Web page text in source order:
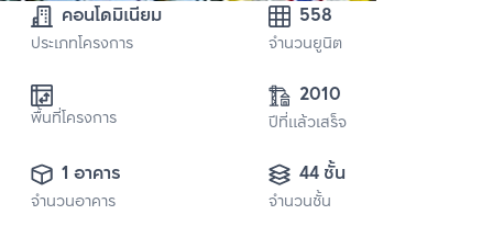
คอนโดมิเนียม
ประเภทโครงการ
558
จำนวนยูนิต
พื้นที่โครงการ
2010
ปีที่แล้วเสร็จ
1 อาคาร
จำนวนอาคาร
44 ชั้น
จำนวนชั้น